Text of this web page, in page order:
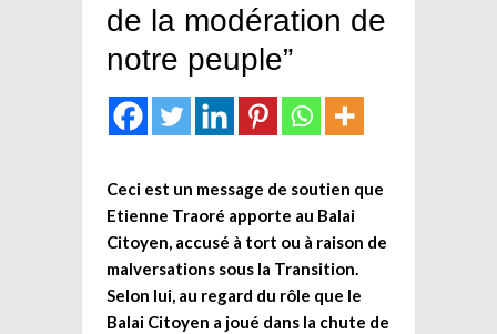
de la modération de
notre peuple”
Ceci est un message de soutien que
Etienne Traoré apporte au Balai
Citoyen, accusé à tort ou à raison de
malversations sous la Transition.
Selon lui, au regard du rôle que le
Balai Citoyen a joué dans la chute de